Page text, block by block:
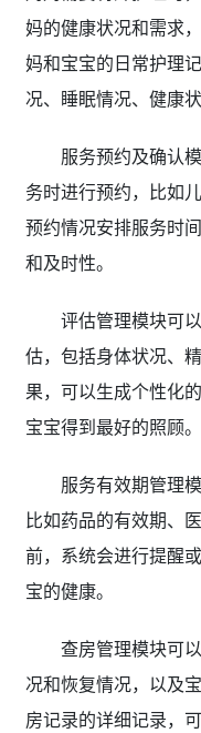
妈的健康状况和需求
妈和宝宝的日常护理
况、睡眠情况、健康状
服务预约及确认
务时进行预约，比如
预约情况安排服务时
和及时性。
评估管理模块可
估，包括身体状况、
果，可以生成个性化
宝宝得到最好的照顾。
服务有效期管理
比如药品的有效期、
前，系统会进行提醒
宝的健康。
查房管理模块可
况和恢复情况，以及
房记录的详细记录，